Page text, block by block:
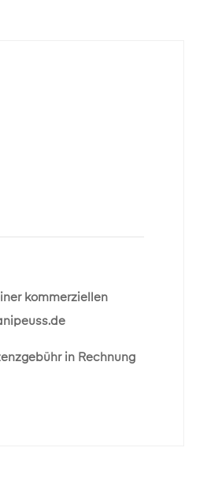
kommerziellen
in Rechnung